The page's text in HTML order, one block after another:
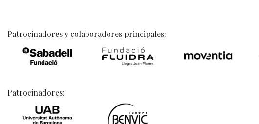
Patrocinadores y colaboradores principales:
Patrocinadores: